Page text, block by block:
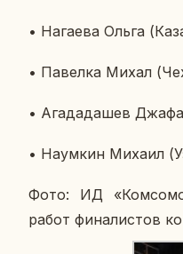
• На­га­е­ва Ольга
• Па­вел­ка Михал
• Ага­да­да­шев
• На­ум­кин Михаил
Фото: ИД
работ фи­на­ли­стов